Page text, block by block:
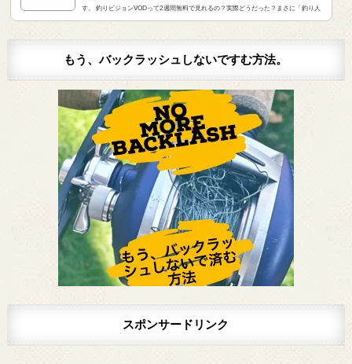
す。 釣りビジョンVODって2週間無料で見れるの？実際どうだった？まさに「釣り人
が求めていたVOD」でした。実際にサービスを申し込んだので、レビューをお伝えし
もう、バックラッシュしないですむ方法。
スポンサードリンク